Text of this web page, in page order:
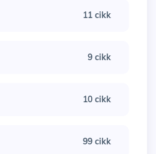
11 cikk
9 cikk
10 cikk
99 cikk